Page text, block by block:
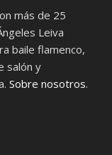
más de 25
Leiva
baile flamenco,
salón y
Sobre nosotros.